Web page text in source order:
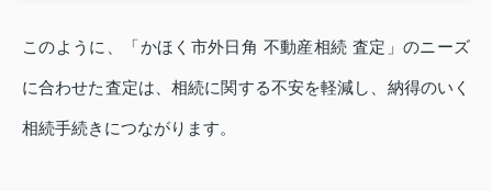
このように、「かほく市外日角 不動産相続 査定」のニーズ
に合わせた査定は、相続に関する不安を軽減し、納得のいく
相続手続きにつながります。